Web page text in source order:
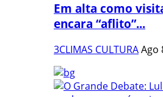
Em alta como
encara “aflito”...
3CLIMAS CULTURAAgo